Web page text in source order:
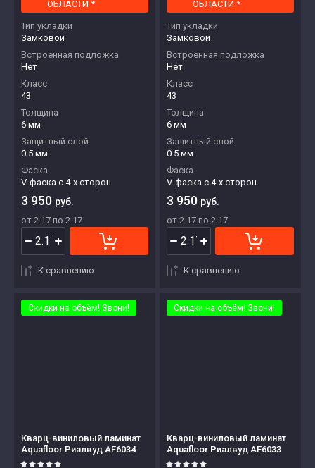
ОБЛАСТИ *
Тип укладки
Замковой
Встроенная подложка
Нет
Класс
43
Толщина
6 мм
Защитный слой
0.5 мм
Фаска
V-фаска с 4-х сторон
3 950 руб.
от 2.17 по 2.17
К сравнению
ОБЛАСТИ *
Тип укладки
Замковой
Встроенная подложка
Нет
Класс
43
Толщина
6 мм
Защитный слой
0.5 мм
Фаска
V-фаска с 4-х сторон
3 950 руб.
от 2.17 по 2.17
К сравнению
Скидки на объём! Звони!
Кварц-виниловый ламинат
Aquafloor Риалвуд AF6034
Скидки на объём! Звони!
Кварц-виниловый ламинат
Aquafloor Риалвуд AF6033